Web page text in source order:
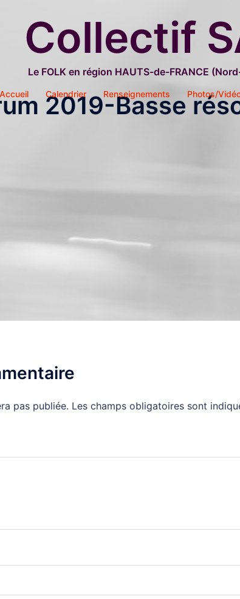
Collectif
Le FOLK en région HAUTS-de-FRANCE
Accueil Calendrier Renseignements Photos/
2019-Basse
pas publiée. Les champs obligatoires sont